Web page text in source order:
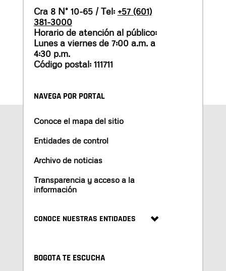
Cra 8 N° 10-65 / Tel: +57 (601)
381-3000
Horario de atención al público:
Lunes a viernes de 7:00 a.m. a
4:30 p.m.
Código postal: 111711
NAVEGA POR PORTAL
Conoce el mapa del sitio
Entidades de control
Archivo de noticias
Transparencia y acceso a la
información
CONOCE NUESTRAS ENTIDADES
BOGOTA TE ESCUCHA